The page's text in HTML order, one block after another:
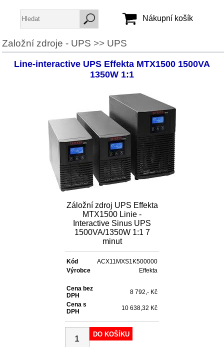
Jméno:
Heslo:
Vytvořit účet
Zapomenuté heslo
Nákupní košík
Založní zdroje - UPS >> UPS
Line-interactive UPS Effekta MTX1500 1500VA
1350W 1:1
Záložní zdroj UPS Effekta
MTX1500 Linie -
Interactive Sinus UPS
1500VA/1350W 1:1 7
minut
Kód
ACX11MXS1K500000
Výrobce
Effekta
Cena bez
DPH
8 792,- Kč
Cena s
DPH
10 638,32 Kč
DO KOŠÍKU